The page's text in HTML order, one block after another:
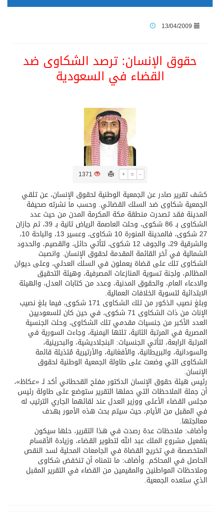
ثلة من الضابطات في الجييش الكويتي
كسوة الكعبة تعتلي البيت العتيق
“سبيس إكس” تطلق 24 قمرًا صناعيًا جديدًا إلى الفضاء
13/04/2009
حقوق الإنسان: ترصد الشكاوى ضد
القضاء في السعودية
+ = -
1371
كشف تقرير صادر عن الجمعية الوطنية لحقوق الإنسان، عن تلقي
الجمعية شكاوى ضد السلك القضائي. وحسب ما نشرته صحيفة
المدينة فقد تصدرت منطقة مكة المكرمة المدن من حيث عدد
الشكاوى بـ 86 شكوى، وحلت العاصمة الرياض ثانية بـ 39، ثم جازان
27 شكوى، فالمدينة المنورة 10 شكاوى، وعسير 13، والباحة 10،
والشرقية 29، والجوف 12 شكوى، لتأتي حائل، والقصيم، والحدود
الشمالية في آخر القائمة المقدمة لحقوق الإنسان. وانصبت
الشكاوى تلك على قضاة يعملون في السلك العدلي، وعلى ديوان
المظالم، ولجنة تسوية المنازعات المصرفية، وهيئة التحقيق
والادعاء العام، والحقوق المدنية، وعدد من كتابات العدل، والهيئة
الابتدائية لتسوية الخلافات العمالية.
وبلغ نصيب الذكور من تلك الشكاوى 171 شكوى، فيما بلغ نصيب
الإناث من ذات الشكاوى 71 شكوى، في حين كان للسعوديين
العدد الأكبر من جنسيات مقدمي تلك الشكاوى، وحلت الجنسية
المصرية في المرتبة الثانية، تلتها اليمنية، وجاءت السورية في
المرتبة الرابعة، لتأتي الجنسيات: البنجلاديشية، والبحرينية،
والسودانية، والبريطانية، والأفغانية، والأرتيرية مُتذيلة قائمة
الشكاوى التي وضعت على طاولة الجمعية الوطنية لحقوق
الإنسان.
رئيس هيئة حقوق الإنسان الدكتور مفلح القحطاني أكد لـ «عكاظ»،
أن جملة الملاحظات التي حملها التقرير ستوضع على طاولة رئيس
مجلس القضاء الأعلى ووزير العدل عند لقائهما الجاري الترتيب له
في المقبل من الأيام، حيث سيتم بحث هذه الأمور بهدف
معالجتها.
وأضاف: ملاحظات عدة رصدت في هذا التقرير، حلها سيكون
بتفعيل مشروع الملك عبد الله لتطوير القضاء، وزيادة الأقسام
المتخصصة في تخريج القضاة في الجامعات المحلية لسد النقص
الحاصل في المحاكم. وأضاف: ما نتمناه أن تنخفض شكاوى
وملاحظات المواطنين والمقيمين من القضاء في التقرير المقبل
الذي ستعده الجمعية.